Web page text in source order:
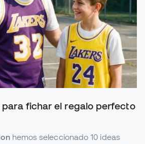
para fichar el regalo perfecto
hemos seleccionado 10 ideas